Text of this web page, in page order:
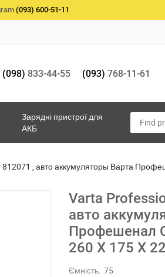
(093) 600-51-11
(098) 833-44-55 (093) 768-11-61
Зарядні пристрої для
АКБ
, авто аккумуляторы Варта
Varta
авто
Профешенал
260 Х 175 Х
Ємність: 75